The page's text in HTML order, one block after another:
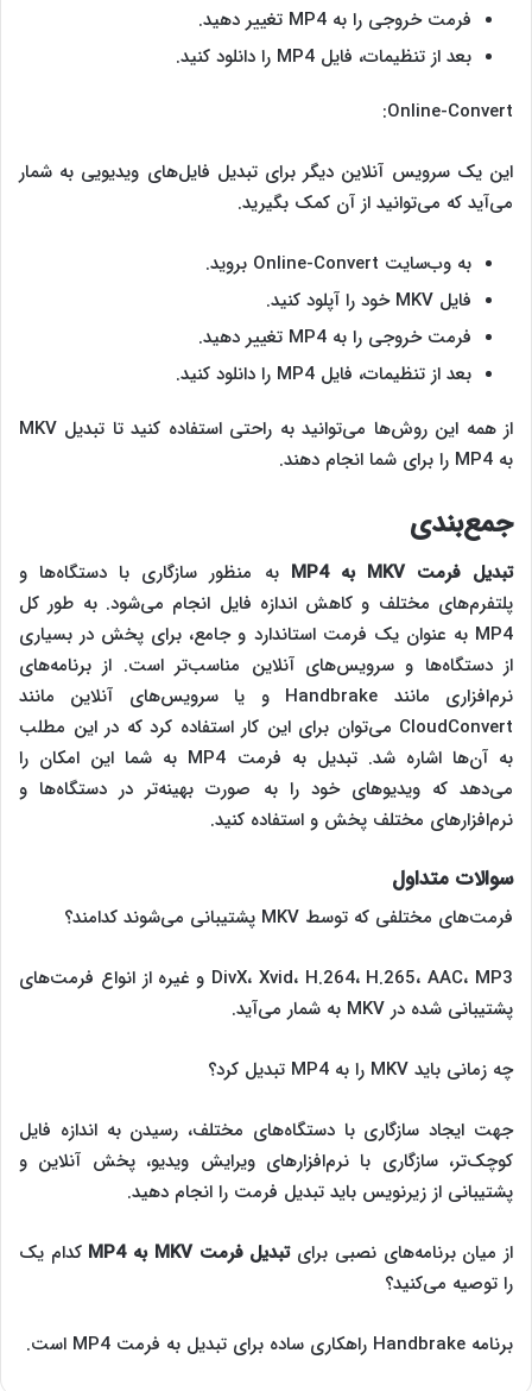
فرمت خروجی را به MP4 تغییر دهید.
بعد از تنظیمات، فایل MP4 را دانلود کنید.
Online-Convert:
این یک سرویس آنلاین دیگر برای تبدیل فایل‌های ویدیویی به شمار
می‌آید که می‌توانید از آن کمک بگیرید.
به وب‌سایت Online-Convert بروید.
فایل MKV خود را آپلود کنید.
فرمت خروجی را به MP4 تغییر دهید.
بعد از تنظیمات، فایل MP4 را دانلود کنید.
از همه این روش‌ها می‌توانید به راحتی استفاده کنید تا تبدیل MKV
به MP4 را برای شما انجام دهند.
جمع‌بندی
تبدیل فرمتMKV بهMP4 به منظور سازگاری با دستگاه‌ها و
پلتفرم‌های مختلف و کاهش اندازه فایل انجام می‌شود. به طور کل
MP4 به عنوان یک فرمت استاندارد و جامع، برای پخش در بسیاری
از دستگاه‌ها و سرویس‌های آنلاین مناسب‌تر است. از برنامه‌های
نرم‌افزاری مانند Handbrake و یا سرویس‌های آنلاین مانند
CloudConvert می‌توان برای این کار استفاده کرد که در این مطلب
به آن‌ها اشاره شد. تبدیل به فرمت MP4 به شما این امکان را
می‌دهد که ویدیوهای خود را به صورت بهینه‌تر در دستگاه‌ها و
نرم‌افزارهای مختلف پخش و استفاده کنید.
سوالات متداول
فرمت‌های مختلفی که توسط MKV پشتیبانی می‌شوند کدامند؟
DivX، Xvid، H.264، H.265، AAC، MP3 و غیره از انواع فرمت‌های
پشتیبانی شده در MKV به شمار می‌آید.
چه زمانی باید MKV را به MP4 تبدیل کرد؟
جهت ایجاد سازگاری با دستگاه‌های مختلف، رسیدن به اندازه فایل
کوچک‌تر، سازگاری با نرم‌افزارهای ویرایش ویدیو، پخش آنلاین و
پشتیبانی از زیرنویس باید تبدیل فرمت را انجام دهید.
از میان برنامه‌های نصبی برایتبدیل فرمتMKV بهMP4 کدام یک
را توصیه می‌کنید؟
برنامه Handbrake راهکاری ساده برای تبدیل به فرمت MP4 است.